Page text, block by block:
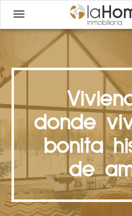
donde
bonita
de